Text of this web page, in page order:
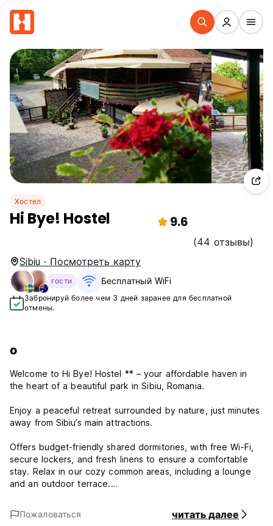
Хостел
Hi Bye! Hostel 9.6
(44 отзывы)
Sibiu · Посмотреть карту
гости Бесплатный WiFi
Забронируй более чем 3 дней заранее для бесплатной
отмены.
о
Welcome to Hi Bye! Hostel ** – your affordable haven in
the heart of a beautiful park in Sibiu, Romania.
Enjoy a peaceful retreat surrounded by nature, just minutes
away from Sibiu’s main attractions.
Offers budget-friendly shared dormitories, with free Wi-Fi,
secure lockers, and fresh linens to ensure a comfortable
stay. Relax in our cozy common areas, including a lounge
and an outdoor terrace.
Experience the perfect blend of nature and city life with
friendly staff and a welcoming atmosphere at Hi Bye!
Пожаловаться читать далее